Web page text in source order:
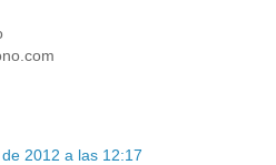
2012 a las 12:17